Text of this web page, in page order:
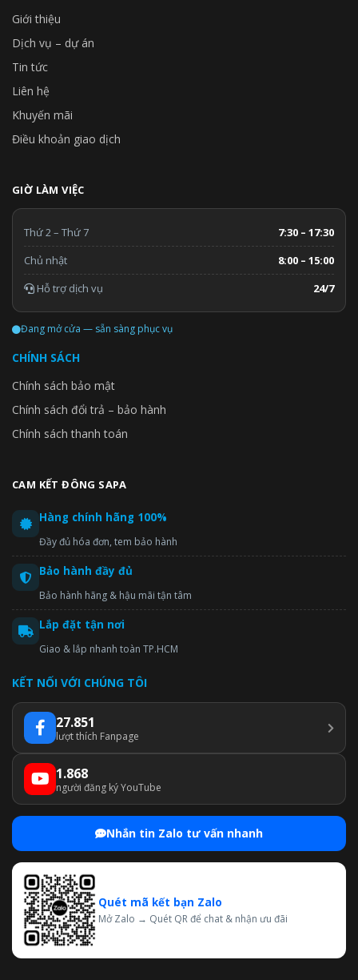
Giới thiệu
Dịch vụ – dự án
Tin tức
Liên hệ
Khuyến mãi
Điều khoản giao dịch
GIỜ LÀM VIỆC
Thứ 2 – Thứ 7
7:30 – 17:30
Chủ nhật
8:00 – 15:00
Hỗ trợ dịch vụ
24/7
Đang mở cửa — sẵn sàng phục vụ
CHÍNH SÁCH
Chính sách bảo mật
Chính sách đổi trả – bảo hành
Chính sách thanh toán
CAM KẾT ĐÔNG SAPA
Hàng chính hãng 100%
Đầy đủ hóa đơn, tem bảo hành
Bảo hành đầy đủ
Bảo hành hãng & hậu mãi tận tâm
Lắp đặt tận nơi
Giao & lắp nhanh toàn TP.HCM
KẾT NỐI VỚI CHÚNG TÔI
27.851
lượt thích Fanpage
1.868
người đăng ký YouTube
Nhắn tin Zalo tư vấn nhanh
Quét mã kết bạn Zalo
Mở Zalo → Quét QR để chat & nhận ưu đãi